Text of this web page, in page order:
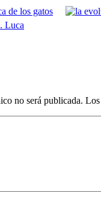
de los gatos
Luca
no será publicada. Los